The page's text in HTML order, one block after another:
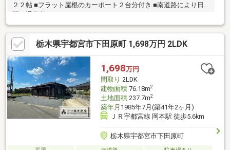
２２帖 ■フラット屋根のカーポート２台分付き ■南道路により日
栃木県宇都宮市下田原町 1,698万円 2LDK
1,698万円
間取り 2LDK
建物面積76.18m2
土地面積237.7m2
築年月 1985年7月(築41年2ヶ月)
ＪＲ宇都宮線 岡本駅 徒歩5.6km
栃木県宇都宮市下田原町